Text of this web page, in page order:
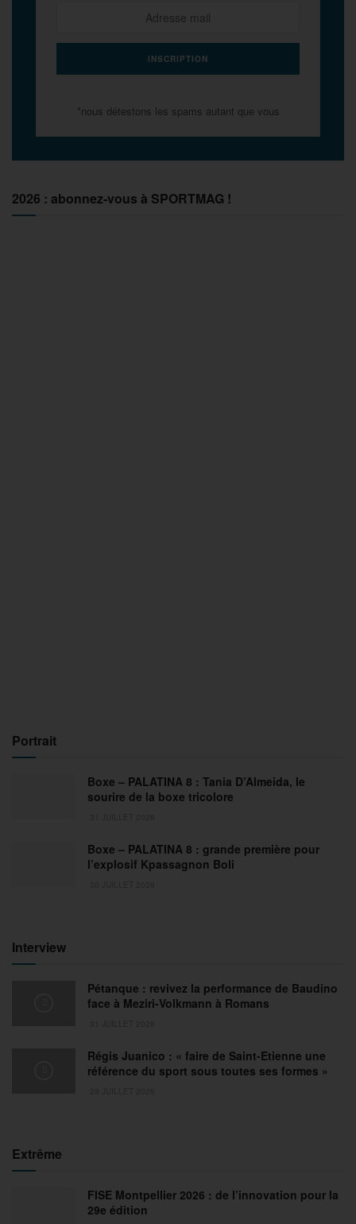
*nous détestons les spams autant que vous
2026 : abonnez-vous à SPORTMAG !
Portrait
Boxe – PALATINA 8 : Tania D’Almeida, le
sourire de la boxe tricolore
Boxe – PALATINA 8 : grande première pour
l’explosif Kpassagnon Boli
Interview
Pétanque : revivez la performance de Baudino
face à Meziri-Volkmann à Romans
Régis Juanico : « faire de Saint-Etienne une
référence du sport sous toutes ses formes »
Extrême
FISE Montpellier 2026 : de l’innovation pour la
29e édition